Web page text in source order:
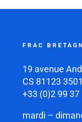
FRAC
19 avenue
CS 81123
+33 (0)2 99 37
mardi –